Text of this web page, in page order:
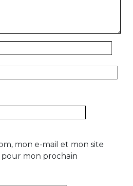
mon e-mail et mon site
mon prochain